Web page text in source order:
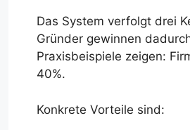
Das System verfolgt drei
Gründer gewinnen
Praxisbeispiele zeigen:
40%.
Konkrete Vorteile sind: